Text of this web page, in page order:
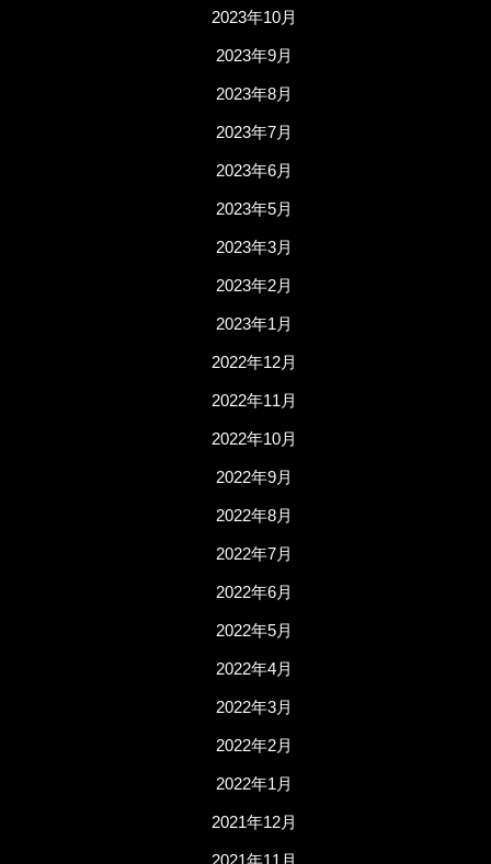
2023年10月
2023年9月
2023年8月
2023年7月
2023年6月
2023年5月
2023年3月
2023年2月
2023年1月
2022年12月
2022年11月
2022年10月
2022年9月
2022年8月
2022年7月
2022年6月
2022年5月
2022年4月
2022年3月
2022年2月
2022年1月
2021年12月
2021年11月